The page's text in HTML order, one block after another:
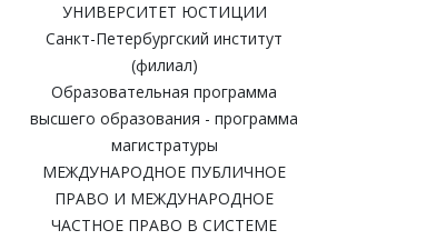
УНИВЕРСИТЕТ ЮСТИЦИИ
Санкт-Петербургский институт
(филиал)
Образовательная программа
высшего образования - программа
магистратуры
МЕЖДУНАРОДНОЕ ПУБЛИЧНОЕ
ПРАВО И МЕЖДУНАРОДНОЕ
ЧАСТНОЕ ПРАВО В СИСТЕМЕ